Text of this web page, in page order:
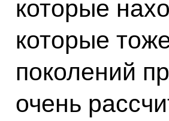
которые
которые
поколений
очень